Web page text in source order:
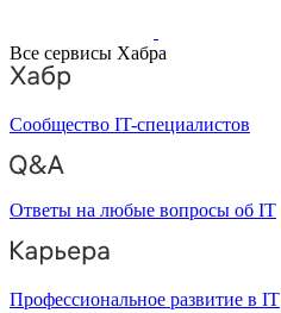
Все сервисы Хабра
Сообщество IT-специалистов
Ответы на любые вопросы об IT
Профессиональное развитие в IT